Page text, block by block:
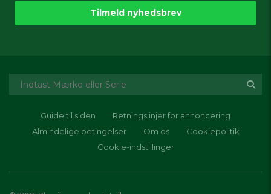
Tilmeld nyhedsbrev
Guide til siden
Retningslinjer for annoncering
Almindelige betingelser
Om os
Cookiepolitik
Cookie-indstillinger